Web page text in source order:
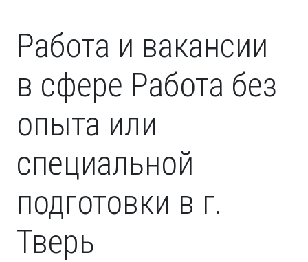
Работа и вакансии
в сфере Работа без
опыта или
специальной
подготовки в г.
Тверь